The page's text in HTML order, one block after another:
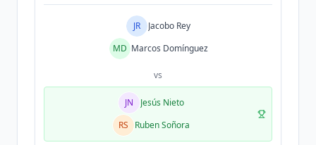
JR
Jacobo Rey
MD Marcos Domínguez
vs
JN
Jesús Nieto
RS
Ruben Soñora